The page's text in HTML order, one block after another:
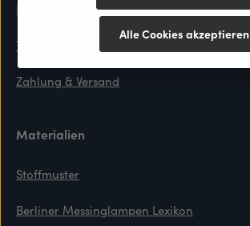
Kontaktformular
Top-Preis Garantie
Zahlung & Versand
Materialien
Stoffmuster
Berliner Messinglampen Lexikon
Alle Cookies akzeptieren